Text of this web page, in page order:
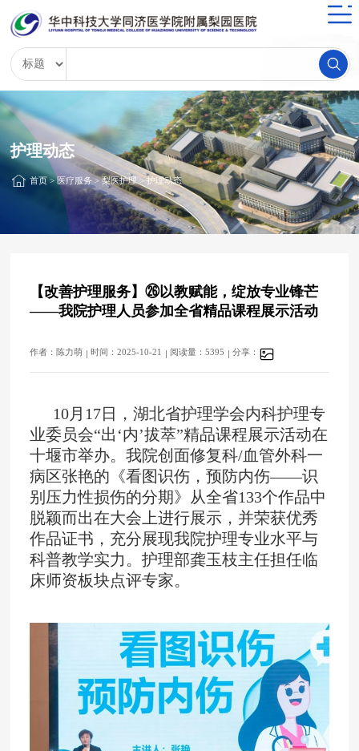
护理动态
首页>医疗服务>梨医护理 >护理动态
【改善护理服务】㉖以教赋能，绽放专业锋芒
——我院护理人员参加全省精品课程展示活动
作者：陈力萌 时间：2025-10-21 阅读量：5395 分享：
10月17日，湖北省护理学会内科护理专
业委员会“出‘内’拔萃”精品课程展示活动在
十堰市举办。我院创面修复科/血管外科一
病区张艳的《看图识伤，预防内伤——识
别压力性损伤的分期》从全省133个作品中
脱颖而出在大会上进行展示，并荣获优秀
作品证书，充分展现我院护理专业水平与
科普教学实力。护理部龚玉枝主任担任临
床师资板块点评专家。